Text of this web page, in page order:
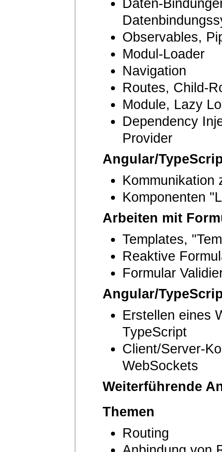
Daten-
Observables,
Modul-Loader
Navigation
Routes, Child-
Module, Lazy
Dependency
Provider
Angular/
Kommunikation
Komponenten
Arbeiten mit
Templates,
Reaktive
Formular
Angular/
Erstellen eines
TypeScript
Client/Server-
WebSockets
Weiterführende
Themen
Routing